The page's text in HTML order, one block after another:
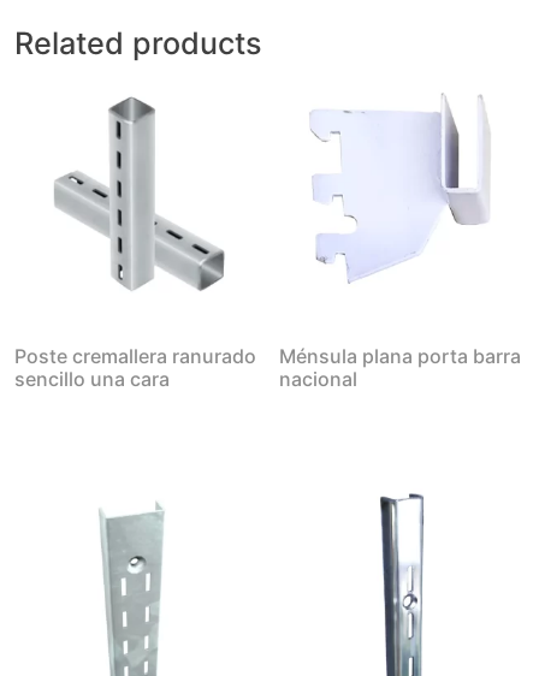
Related products
Poste cremallera ranurado
sencillo una cara
Ménsula plana porta barra
nacional